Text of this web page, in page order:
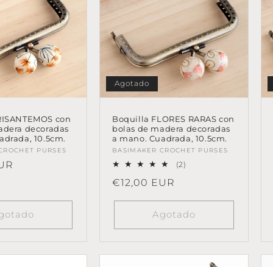
con
decoradas
10.5cm.
PURSES
Agotado
Boquilla FLORES RARAS con
bolas de madera decoradas
a mano. Cuadrada, 10.5cm.
Proveedor:
BASIMAKER CROCHET PURSES
(2)
Precio
€12,00 EUR
Agotado